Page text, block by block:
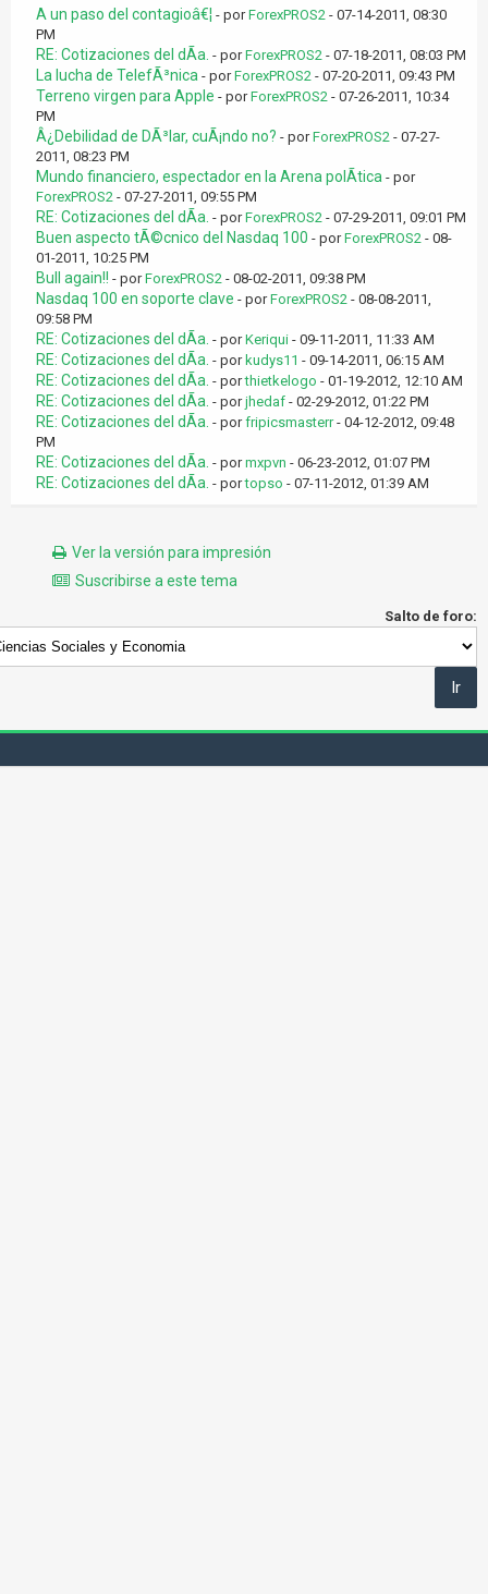
A un paso del contagioâ€¦ - porForexPROS2 - 07-14-2011, 08:30
PM
RE: Cotizaciones del dÃ­a. - porForexPROS2 - 07-18-2011, 08:03 PM
La lucha de TelefÃ³nica - porForexPROS2 - 07-20-2011, 09:43 PM
Terreno virgen para Apple - porForexPROS2 - 07-26-2011, 10:34
PM
Â¿Debilidad de DÃ³lar, cuÃ¡ndo no? - porForexPROS2 - 07-27-
2011, 08:23 PM
Mundo financiero, espectador en la Arena polÃ­tica - por
ForexPROS2 - 07-27-2011, 09:55 PM
RE: Cotizaciones del dÃ­a. - porForexPROS2 - 07-29-2011, 09:01 PM
Buen aspecto tÃ©cnico del Nasdaq 100 - porForexPROS2 - 08-
01-2011, 10:25 PM
Bull again!! - porForexPROS2 - 08-02-2011, 09:38 PM
Nasdaq 100 en soporte clave - porForexPROS2 - 08-08-2011,
09:58 PM
RE: Cotizaciones del dÃ­a. - porKeriqui - 09-11-2011, 11:33 AM
RE: Cotizaciones del dÃ­a. - por kudys11 - 09-14-2011, 06:15 AM
RE: Cotizaciones del dÃ­a. - porthietkelogo - 01-19-2012, 12:10 AM
RE: Cotizaciones del dÃ­a. - porjhedaf - 02-29-2012, 01:22 PM
RE: Cotizaciones del dÃ­a. - porfripicsmasterr- 04-12-2012, 09:48
PM
RE: Cotizaciones del dÃ­a. - pormxpvn - 06-23-2012, 01:07 PM
RE: Cotizaciones del dÃ­a. - portopso - 07-11-2012, 01:39 AM
Ver la versión para impresión
Suscribirse a este tema
Salto de foro: